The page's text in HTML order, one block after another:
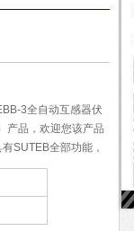
3全自动互感器伏
产品，欢迎您该产品
SUTEB全部功能，
差别，本公司为您